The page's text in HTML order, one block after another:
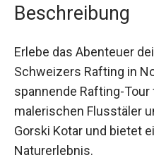
Beschreibung
Erlebe das Abenteuer
Schweizers Rafting in
spannende Rafting-
malerischen Flusstäler
Gorski Kotar und bietet
Naturerlebnis.